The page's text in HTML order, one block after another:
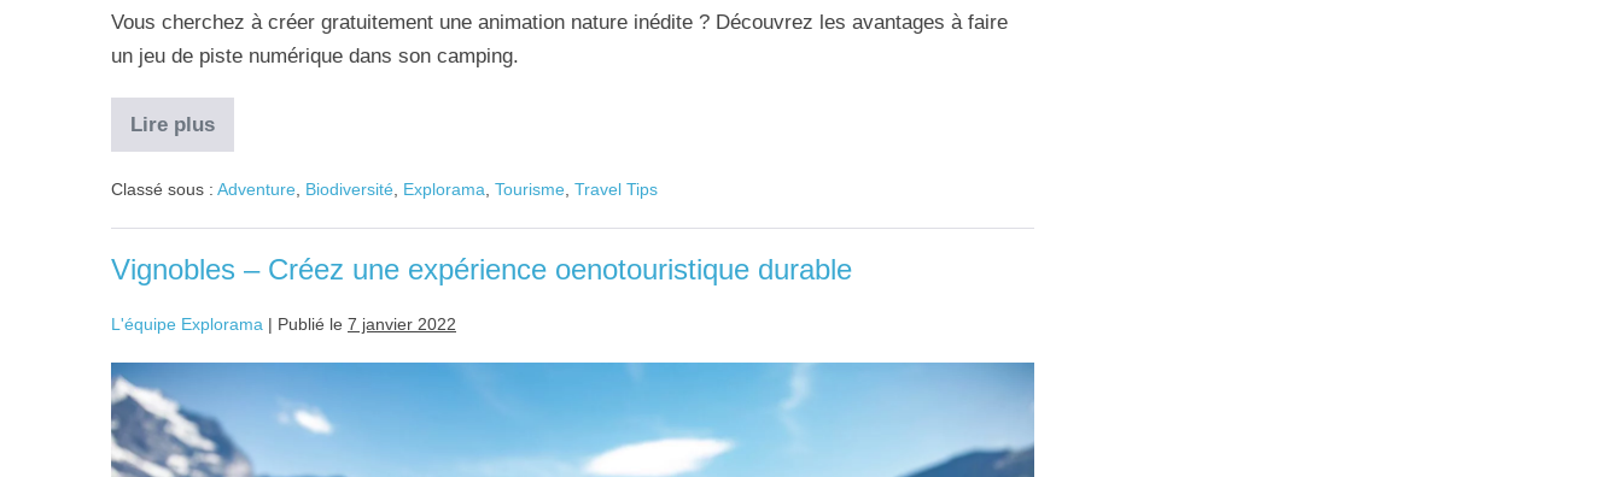
Vous cherchez à créer gratuitement une animation nature inédite ? Découvrez les avantages à faire
un jeu de piste numérique dans son camping.
Lire plus
Classé sous : Adventure Biodiversité Explorama Tourisme Travel Tips
Vignobles – Créez une expérience oenotouristique durable
L'équipe Explorama | Publié le 7 janvier 2022